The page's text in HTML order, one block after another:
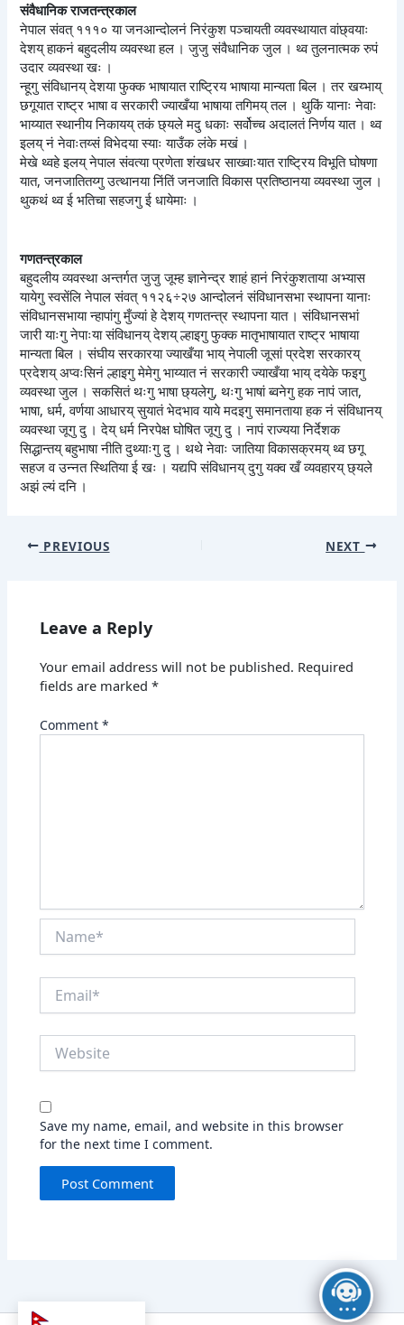
संवैधानिक राजतन्त्रकाल
नेपाल संवत् १११० या जनआन्दोलनं निरंकुश पञ्चायती व्यवस्थायात वांछ्वयाः
देशय् हाकनं बहुदलीय व्यवस्था हल । जुजु संवैधानिक जुल । थ्व तुलनात्मक रुपं
उदार व्यवस्था खः ।
न्हूगु संविधानय् देशया फुक्क भाषायात राष्ट्रिय भाषाया मान्यता बिल । तर खय्भाय्
छगूयात राष्ट्र भाषा व सरकारी ज्याखँया भाषाया तगिमय् तल । थुकिं यानाः नेवाः
भाय्यात स्थानीय निकायय् तकं छ्यले मदु धकाः सर्वोच्च अदालतं निर्णय यात । थ्व
इलय् नं नेवाःतय्सं विभेदया स्याः याउँक लंके मखं ।
मेखे थ्वहे इलय् नेपाल संवत्या प्रणेता शंखधर साख्वाःयात राष्ट्रिय विभूति घोषणा
यात, जनजातितय्गु उत्थानया निंतिं जनजाति विकास प्रतिष्ठानया व्यवस्था जुल ।
थुकथं थ्व ई भतिचा सहजगु ई धायेमाः ।
गणतन्त्रकाल
बहुदलीय व्यवस्था अन्तर्गत जुजु जूम्ह ज्ञानेन्द्र शाहं हानं निरंकुशताया अभ्यास
यायेगु स्वसेंलि नेपाल संवत् ११२६÷२७ आन्दोलनं संविधानसभा स्थापना यानाः
संविधानसभाया न्हापांगु मुँज्यां हे देशय् गणतन्त्र स्थापना यात । संविधानसभां
जारी याःगु नेपाःया संविधानय् देशय् ल्हाइगु फुक्क मातृभाषायात राष्ट्र भाषाया
मान्यता बिल । संघीय सरकारया ज्याखँया भाय् नेपाली जूसां प्रदेश सरकारय्
प्रदेशय् अप्वःसिनं ल्हाइगु मेमेगु भाय्यात नं सरकारी ज्याखँया भाय् दयेके फइगु
व्यवस्था जुल । सकसितं थःगु भाषा छ्यलेगु, थःगु भाषां ब्वनेगु हक नापं जात,
भाषा, धर्म, वर्णया आधारय् सुयातं भेदभाव याये मदइगु समानताया हक नं संविधानय्
व्यवस्था जूगु दु । देय् धर्म निरपेक्ष घोषित जूगु दु । नापं राज्यया निर्देशक
सिद्धान्तय् बहुभाषा नीति दुथ्याःगु दु । थथे नेवाः जातिया विकासक्रमय् थ्व छगू
सहज व उन्नत स्थितिया ई खः । यद्यपि संविधानय् दुगु यक्व खँ व्यवहारय् छ्यले
अझं ल्यं दनि ।
PREVIOUS NEXT
Leave a Reply
Your email address will not be published. Required
fields are marked*
Comment*
Save my name, email, and website in this browser
for the next time I comment.